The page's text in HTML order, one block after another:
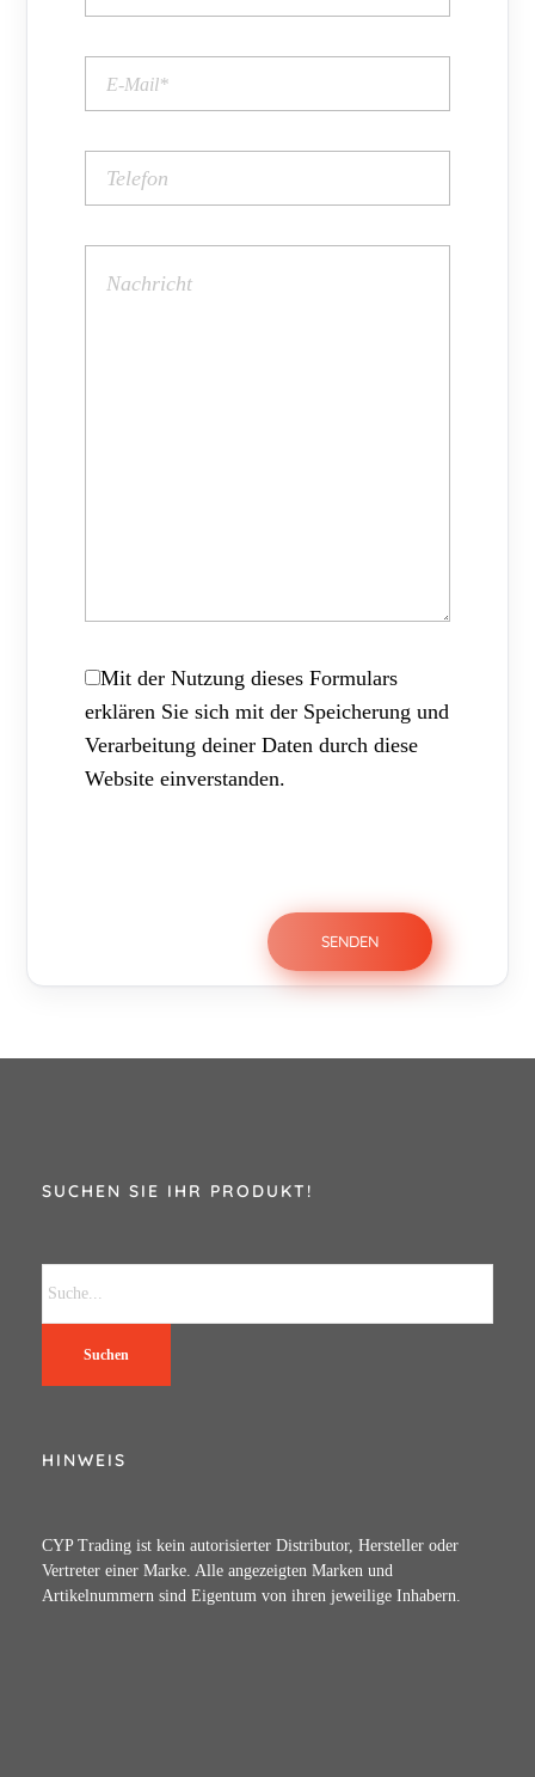
Mit der Nutzung dieses Formulars
erklären Sie sich mit der Speicherung und
Verarbeitung deiner Daten durch diese
Website einverstanden.
SUCHEN SIE IHR PRODUKT!
Suchen
HINWEIS
CYP Trading ist kein autorisierter Distributor, Hersteller oder
Vertreter einer Marke. Alle angezeigten Marken und
Artikelnummern sind Eigentum von ihren jeweilige Inhabern.